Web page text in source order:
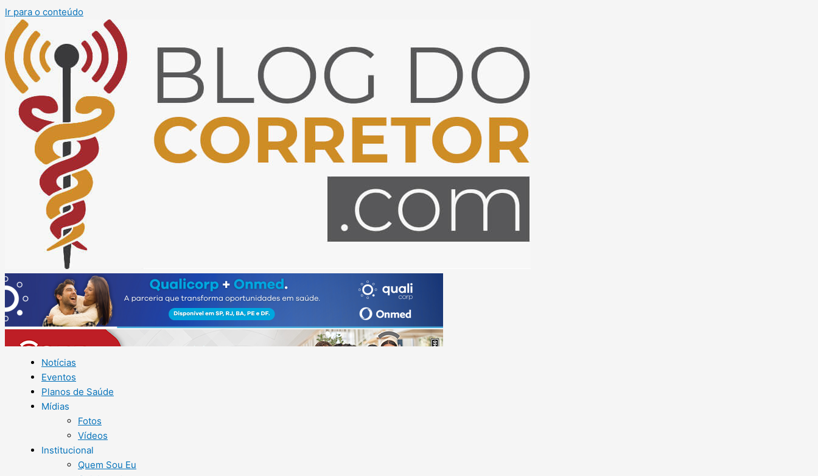
Ir para o conteúdo
Notícias
Eventos
Planos de Saúde
Mídias
Fotos
Vídeos
Institucional
Quem Sou Eu